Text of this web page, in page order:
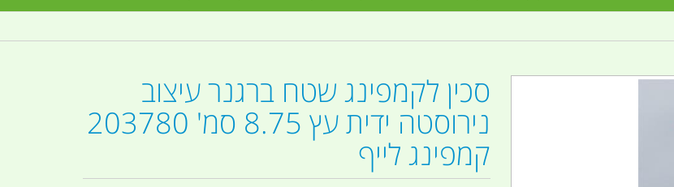
סכין לקמפינג שטח ברגנר עיצוב
נירוסטה ידית עץ 8.75 סמ' 203780
קמפינג לייף